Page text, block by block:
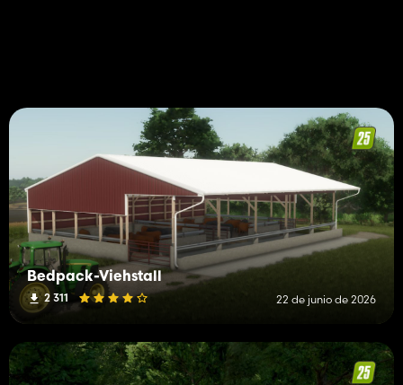
Bedpack-Viehstall
2 311 22 de junio de 2026